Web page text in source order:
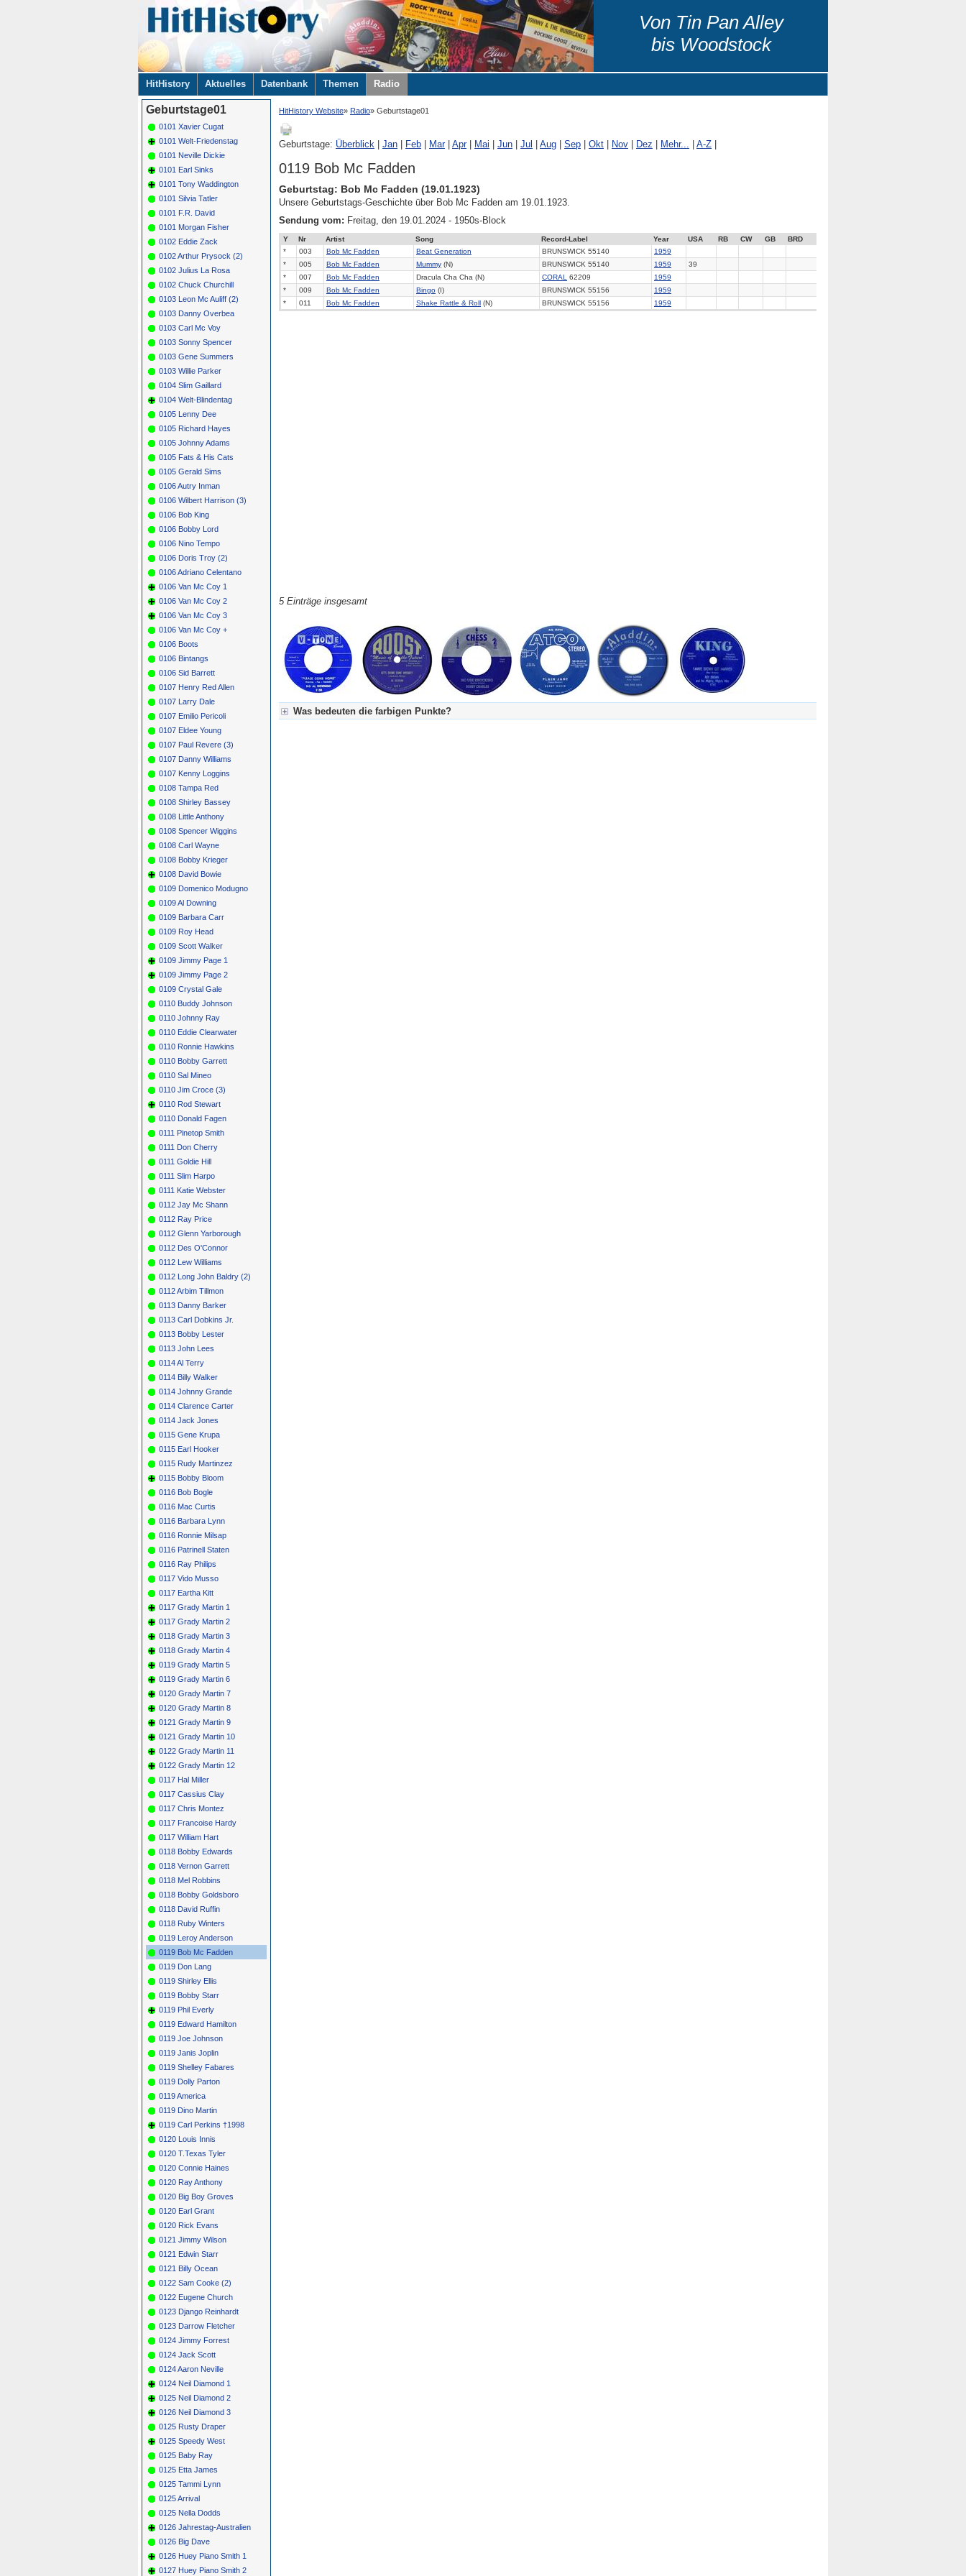
Von Tin Pan Alley
bis Woodstock
Navigation
überspringen
HitHistory Aktuelles Datenbank Themen Radio
HitHistory Website Radio Geburtstage01
Geburtstage: Überblick Jan Feb Mar| Apr| Mai Jun Jul Aug Sep Okt Nov Dez Mehr... A-Z
0119 Bob Mc Fadden
Geburtstag: Bob Mc Fadden (19.01.1923)
Unsere Geburtstags-Geschichte über Bob Mc Fadden am 19.01.1923.
Sendung vom: Freitag, den 19.01.2024 - 1950s-Block
Y Nr Artist Song Record-Label Year USA RB CW GB
BRD
*
003 Bob Mc Fadden Beat Generation BRUNSWICK 55140
1959
*
005 Bob Mc Fadden Mummy (N) BRUNSWICK 55140 1959
39
*
007 Bob Mc Fadden Dracula Cha Cha (N) CORAL 62209
1959
*
009 Bob Mc Fadden Bingo (I) BRUNSWICK 55156
1959
*
011 Bob Mc Fadden Shake Rattle & Roll (N) BRUNSWICK 55156 1959
5 Einträge insgesamt
Was bedeuten die farbigen Punkte?
Geburtstage01
0101 Xavier Cugat
0101 Welt-Friedenstag
0101 Neville Dickie
0101 Earl Sinks
0101 Tony Waddington
0101 Silvia Tatler
0101 F.R. David
0101 Morgan Fisher
0102 Eddie Zack
0102 Arthur Prysock (2)
0102 Julius La Rosa
0102 Chuck Churchill
0103 Leon Mc Auliff (2)
0103 Danny Overbea
0103 Carl Mc Voy
0103 Sonny Spencer
0103 Gene Summers
0103 Willie Parker
0104 Slim Gaillard
0104 Welt-Blindentag
0105 Lenny Dee
0105 Richard Hayes
0105 Johnny Adams
0105 Fats & His Cats
0105 Gerald Sims
0106 Autry Inman
0106 Wilbert Harrison (3)
0106 Bob King
0106 Bobby Lord
0106 Nino Tempo
0106 Doris Troy (2)
0106 Adriano Celentano
0106 Van Mc Coy 1
0106 Van Mc Coy 2
0106 Van Mc Coy 3
0106 Van Mc Coy +
0106 Boots
0106 Bintangs
0106 Sid Barrett
0107 Henry Red Allen
0107 Larry Dale
0107 Emilio Pericoli
0107 Eldee Young
0107 Paul Revere (3)
0107 Danny Williams
0107 Kenny Loggins
0108 Tampa Red
0108 Shirley Bassey
0108 Little Anthony
0108 Spencer Wiggins
0108 Carl Wayne
0108 Bobby Krieger
0108 David Bowie
0109 Domenico Modugno
0109 Al Downing
0109 Barbara Carr
0109 Roy Head
0109 Scott Walker
0109 Jimmy Page 1
0109 Jimmy Page 2
0109 Crystal Gale
0110 Buddy Johnson
0110 Johnny Ray
0110 Eddie Clearwater
0110 Ronnie Hawkins
0110 Bobby Garrett
0110 Sal Mineo
0110 Jim Croce (3)
0110 Rod Stewart
0110 Donald Fagen
0111 Pinetop Smith
0111 Don Cherry
0111 Goldie Hill
0111 Slim Harpo
0111 Katie Webster
0112 Jay Mc Shann
0112 Ray Price
0112 Glenn Yarborough
0112 Des O'Connor
0112 Lew Williams
0112 Long John Baldry (2)
0112 Arbim Tillmon
0113 Danny Barker
0113 Carl Dobkins Jr.
0113 Bobby Lester
0113 John Lees
0114 Al Terry
0114 Billy Walker
0114 Johnny Grande
0114 Clarence Carter
0114 Jack Jones
0115 Gene Krupa
0115 Earl Hooker
0115 Rudy Martinzez
0115 Bobby Bloom
0116 Bob Bogle
0116 Mac Curtis
0116 Barbara Lynn
0116 Ronnie Milsap
0116 Patrinell Staten
0116 Ray Philips
0117 Vido Musso
0117 Eartha Kitt
0117 Grady Martin 1
0117 Grady Martin 2
0118 Grady Martin 3
0118 Grady Martin 4
0119 Grady Martin 5
0119 Grady Martin 6
0120 Grady Martin 7
0120 Grady Martin 8
0121 Grady Martin 9
0121 Grady Martin 10
0122 Grady Martin 11
0122 Grady Martin 12
0117 Hal Miller
0117 Cassius Clay
0117 Chris Montez
0117 Francoise Hardy
0117 William Hart
0118 Bobby Edwards
0118 Vernon Garrett
0118 Mel Robbins
0118 Bobby Goldsboro
0118 David Ruffin
0118 Ruby Winters
0119 Leroy Anderson
0119 Bob Mc Fadden
0119 Don Lang
0119 Shirley Ellis
0119 Bobby Starr
0119 Phil Everly
0119 Edward Hamilton
0119 Joe Johnson
0119 Janis Joplin
0119 Shelley Fabares
0119 Dolly Parton
0119 America
0119 Dino Martin
0119 Carl Perkins †1998
0120 Louis Innis
0120 T.Texas Tyler
0120 Connie Haines
0120 Ray Anthony
0120 Big Boy Groves
0120 Earl Grant
0120 Rick Evans
0121 Jimmy Wilson
0121 Edwin Starr
0121 Billy Ocean
0122 Sam Cooke (2)
0122 Eugene Church
0123 Django Reinhardt
0123 Darrow Fletcher
0124 Jimmy Forrest
0124 Jack Scott
0124 Aaron Neville
0124 Neil Diamond 1
0125 Neil Diamond 2
0126 Neil Diamond 3
0125 Rusty Draper
0125 Speedy West
0125 Baby Ray
0125 Etta James
0125 Tammi Lynn
0125 Arrival
0125 Nella Dodds
0126 Jahrestag-Australien
0126 Big Dave
0126 Huey Piano Smith 1
0127 Huey Piano Smith 2